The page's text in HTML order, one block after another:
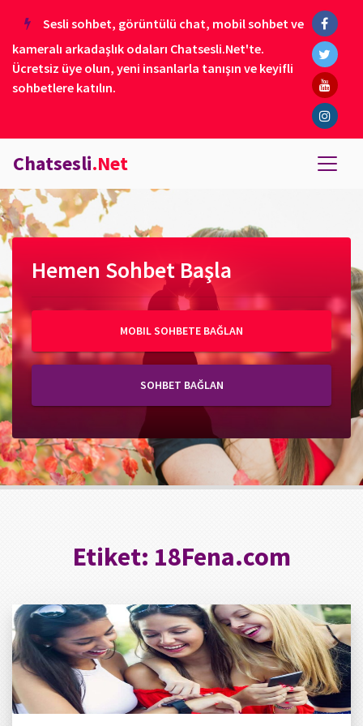
Sesli sohbet, görüntülü chat, mobil sohbet ve
kameralı arkadaşlık odaları Chatsesli.Net'te.
Ücretsiz üye olun, yeni insanlarla tanışın ve keyifli
sohbetlere katılın.
Chatsesli.Net
Hemen Sohbet Başla
MOBIL SOHBETE BAĞLAN
SOHBET BAĞLAN
Etiket: 18Fena.com